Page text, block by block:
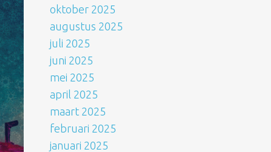
oktober 2025
augustus 2025
juli 2025
juni 2025
mei 2025
april 2025
maart 2025
februari 2025
januari 2025